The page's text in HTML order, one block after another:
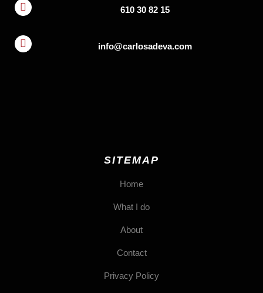
610 30 82 15
info@carlosadeva.com
SITEMAP
Home
What I do
About
Contact
Privacy Policy